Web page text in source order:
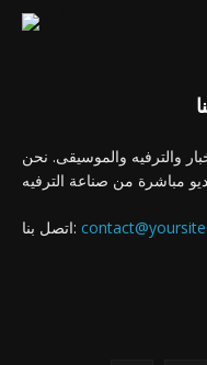
والترفيه والموسيقى. نحن
اتصل بنا: